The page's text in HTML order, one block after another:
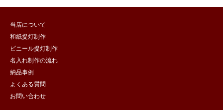
当店について
和紙提灯制作
ビニール提灯制作
名入れ制作の流れ
納品事例
よくある質問
お問い合わせ